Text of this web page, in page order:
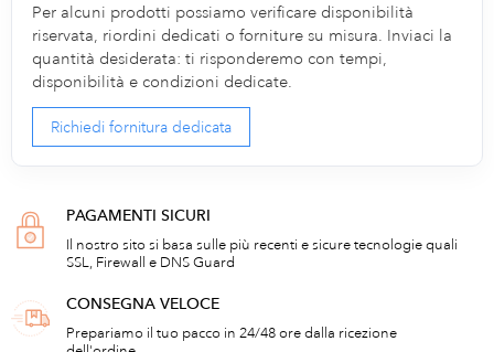
Per alcuni prodotti possiamo verificare disponibilità
riservata, riordini dedicati o forniture su misura. Inviaci la
quantità desiderata: ti risponderemo con tempi,
disponibilità e condizioni dedicate.
Richiedi fornitura dedicata
PAGAMENTI SICURI
Il nostro sito si basa sulle più recenti e sicure tecnologie quali
SSL, Firewall e DNS Guard
CONSEGNA VELOCE
Prepariamo il tuo pacco in 24/48 ore dalla ricezione